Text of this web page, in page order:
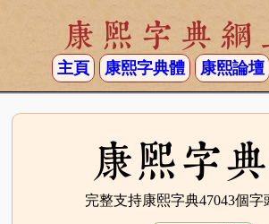
康熙字典網
主頁 康熙字典體 康熙論壇
康熙字
完整支持康熙字典47043個字